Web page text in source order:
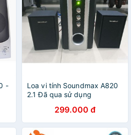
-
Loa vi tính Soundmax A820
2.1 Đã qua sử dụng
299.000 đ